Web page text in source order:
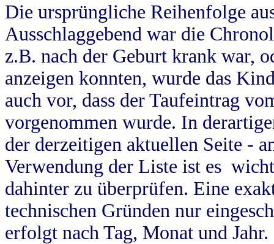
Die ursprüngliche Reihenfolge
Ausschlaggebend war die
z.B. nach der Geburt krank war,
anzeigen konnten, wurde das
auch vor, dass der Taufeintrag
vorgenommen wurde. In
der derzeitigen aktuellen Seite -
Verwendung der Liste ist es
dahinter zu überprüfen. Eine
technischen Gründen nur
erfolgt nach Tag, Monat und Jahr.